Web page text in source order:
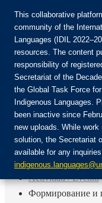
Únete a la comunidad:
Login
ES
EN
FR
RU
Inicio
Actividad / Evento
Формирование и
This collaborative
community of the
Languages (IDIL
resources. The content
responsibility of
Secretariat of the
the Global Task Force
Indigenous Languages.
been inactive since
new uploads. While
solution, the Secretariat
available for any